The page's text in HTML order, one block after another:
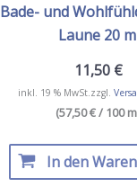
Bade- und
Laune 20
11,50 €
inkl. 19 % MwSt.zzgl.
(57,50 € / 100
In den